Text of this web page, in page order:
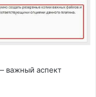
важный аспект